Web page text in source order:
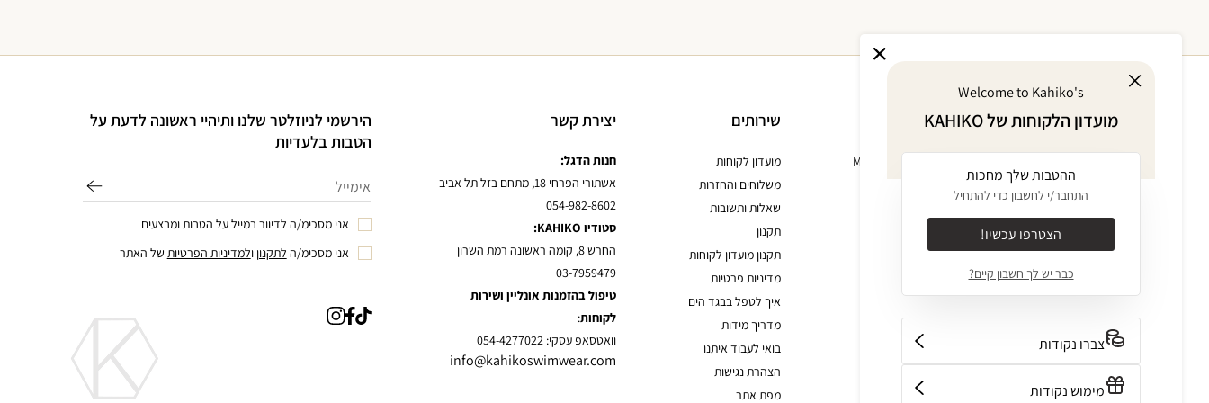
מוצרים
בגדי חוף
שירותים
מועדון לקוחות
משלוחים והחזרות
שאלות ותשובות
תקנון
תקנון מועדון לקוחות
מדיניות פרטיות
איך לטפל בבגד הים
מדריך מידות
בואי לעבוד איתנו
הצהרת נגישות
מפת אתר
יצירת קשר
חנות הדגל:
אשתורי הפרחי 18, מתחם בזל תל אביב
054-982-8602
סטודיו KAHIKO:
החרש 8, קומה ראשונה רמת השרון
03-7959479
טיפול בהזמנות אונליין ושירות
לקוחות:
וואטסאפ עסקי: 054-4277022
info@kahikoswimwear.com
אודות
JOURNAL
הירשמי לניוזלטר שלנו ותיהיי ראשונה לדעת על
הטבות בלעדיות
אני מסכימ/ה לדיוור במייל על הטבות ומבצעים
אני מסכימ/ה לתקנון ולמדיניות הפרטיות של האתר
טיקפייסבוק
אינסטגרם
Welcome to Kahiko's
מועדון הלקוחות של KAHIKO
ההטבות שלך מחכות
התחבר/י לחשבון כדי להתחיל
הצטרפו עכשיו!
כבר יש לך חשבון קיים?
צברו נקודות
מימוש נקודות